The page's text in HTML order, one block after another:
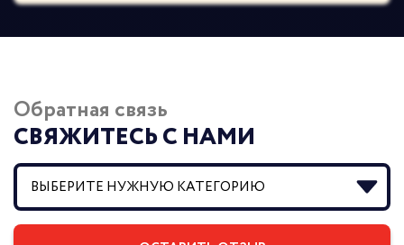
Обратная связь
СВЯЖИТЕСЬ С НАМИ